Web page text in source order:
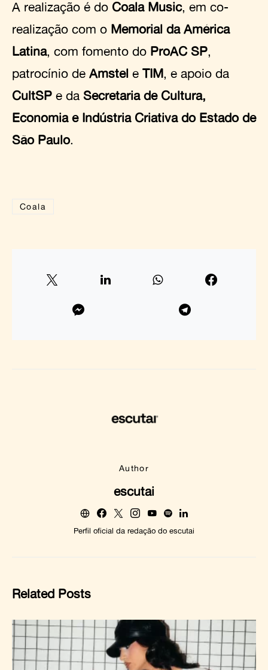
A realização é do Coala Music, em co-
realização com o Memorial da América
Latina, com fomento do ProAC SP,
patrocínio de Amstel e TIM, e apoio da
CultSP e da Secretaria de Cultura,
Economia e Indústria Criativa do Estado de
São Paulo.
Coala
Author
escutai
Perfil oficial da redação do escutai
Related Posts